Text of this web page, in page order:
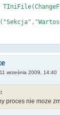
września 2009, 14:40
proces nie moze